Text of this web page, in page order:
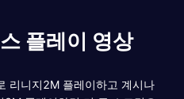
플레이 영상
리니지2M 플레이하고 계시나